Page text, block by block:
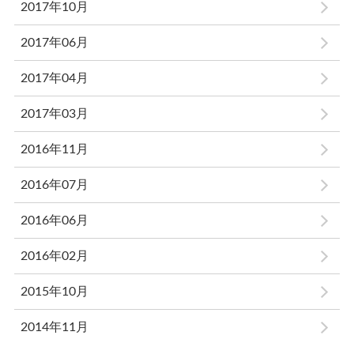
2017年10月
2017年06月
2017年04月
2017年03月
2016年11月
2016年07月
2016年06月
2016年02月
2015年10月
2014年11月